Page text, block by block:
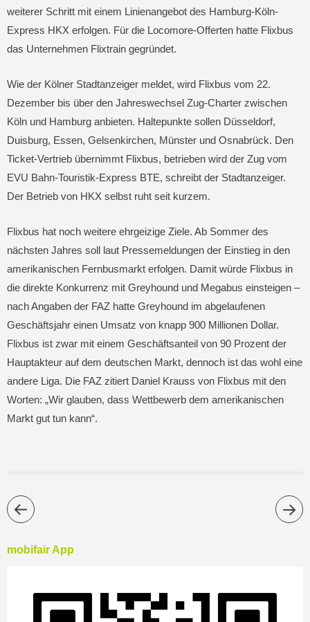
weiterer Schritt mit einem Linienangebot des Hamburg-Köln-
Express HKX erfolgen. Für die Locomore-Offerten hatte Flixbus
das Unternehmen Flixtrain gegründet.
Wie der Kölner Stadtanzeiger meldet, wird Flixbus vom 22.
Dezember bis über den Jahreswechsel Zug-Charter zwischen
Köln und Hamburg anbieten. Haltepunkte sollen Düsseldorf,
Duisburg, Essen, Gelsenkirchen, Münster und Osnabrück. Den
Ticket-Vertrieb übernimmt Flixbus, betrieben wird der Zug vom
EVU Bahn-Touristik-Express BTE, schreibt der Stadtanzeiger.
Der Betrieb von HKX selbst ruht seit kurzem.
Flixbus hat noch weitere ehrgeizige Ziele. Ab Sommer des
nächsten Jahres soll laut Pressemeldungen der Einstieg in den
amerikanischen Fernbusmarkt erfolgen. Damit würde Flixbus in
die direkte Konkurrenz mit Greyhound und Megabus einsteigen –
nach Angaben der FAZ hatte Greyhound im abgelaufenen
Geschäftsjahr einen Umsatz von knapp 900 Millionen Dollar.
Flixbus ist zwar mit einem Geschäftsanteil von 90 Prozent der
Hauptakteur auf dem deutschen Markt, dennoch ist das wohl eine
andere Liga. Die FAZ zitiert Daniel Krauss von Flixbus mit den
Worten: „Wir glauben, dass Wettbewerb dem amerikanischen
Markt gut tun kann“.
mobifair App